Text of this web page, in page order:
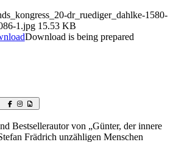
dr_ruediger_dahlke-1580-
1.jpg 15.53 KB
Download is being prepared
Bestsellerautor von „Günter, der innere
Frädrich unzähligen Menschen